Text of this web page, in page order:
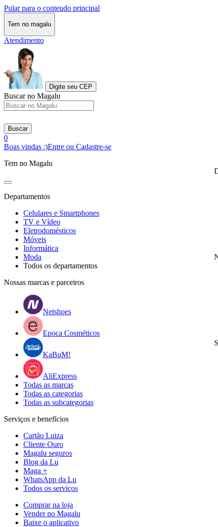
Pular para o conteudo principal
Tem no magalu
Atendimento
Digite seu CEP
Buscar no Magalu
Buscar
0
Boas vindas :)Entre ou Cadastre-se
Tem no Magalu
Departamentos
Celulares e Smartphones
TV e Vídeo
Eletrodomésticos
Móveis
Informática
Moda
Todos os departamentos
Nossas marcas e parceiros
Netshoes
Epoca Cosméticos
KaBuM!
AliExpress
Todas as marcas
Todas as categorias
Todas as subcategorias
Serviços e benefícios
Cartão Luiza
Cliente Ouro
Magalu seguros
Blog da Lu
Maga +
WhatsApp da Lu
Todos os serviços
Comprar na loja
Vender no Magalu
Baixe o aplicativo